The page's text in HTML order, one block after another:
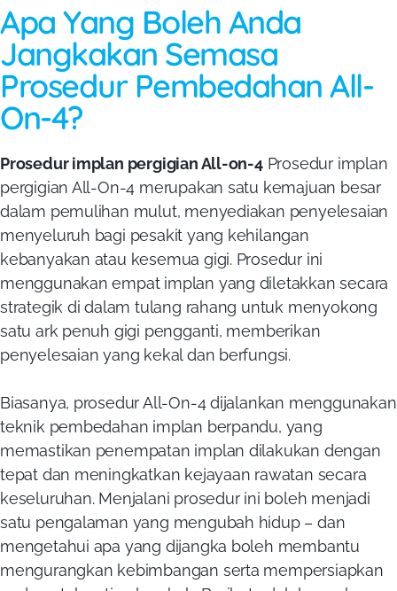
Apa Yang Boleh Anda
Jangkakan Semasa
Prosedur Pembedahan All-
On-4?
Prosedur implan pergigian All-on-4Prosedur implan
pergigian All-On-4 merupakan satu kemajuan besar
dalam pemulihan mulut, menyediakan penyelesaian
menyeluruh bagi pesakit yang kehilangan
kebanyakan atau kesemua gigi. Prosedur ini
menggunakan empat implan yang diletakkan secara
strategik di dalam tulang rahang untuk menyokong
satu ark penuh gigi pengganti, memberikan
penyelesaian yang kekal dan berfungsi.
Biasanya, prosedur All-On-4 dijalankan menggunakan
teknik pembedahan implan berpandu, yang
memastikan penempatan implan dilakukan dengan
tepat dan meningkatkan kejayaan rawatan secara
keseluruhan. Menjalani prosedur ini boleh menjadi
satu pengalaman yang mengubah hidup – dan
mengetahui apa yang dijangka boleh membantu
mengurangkan kebimbangan serta mempersiapkan